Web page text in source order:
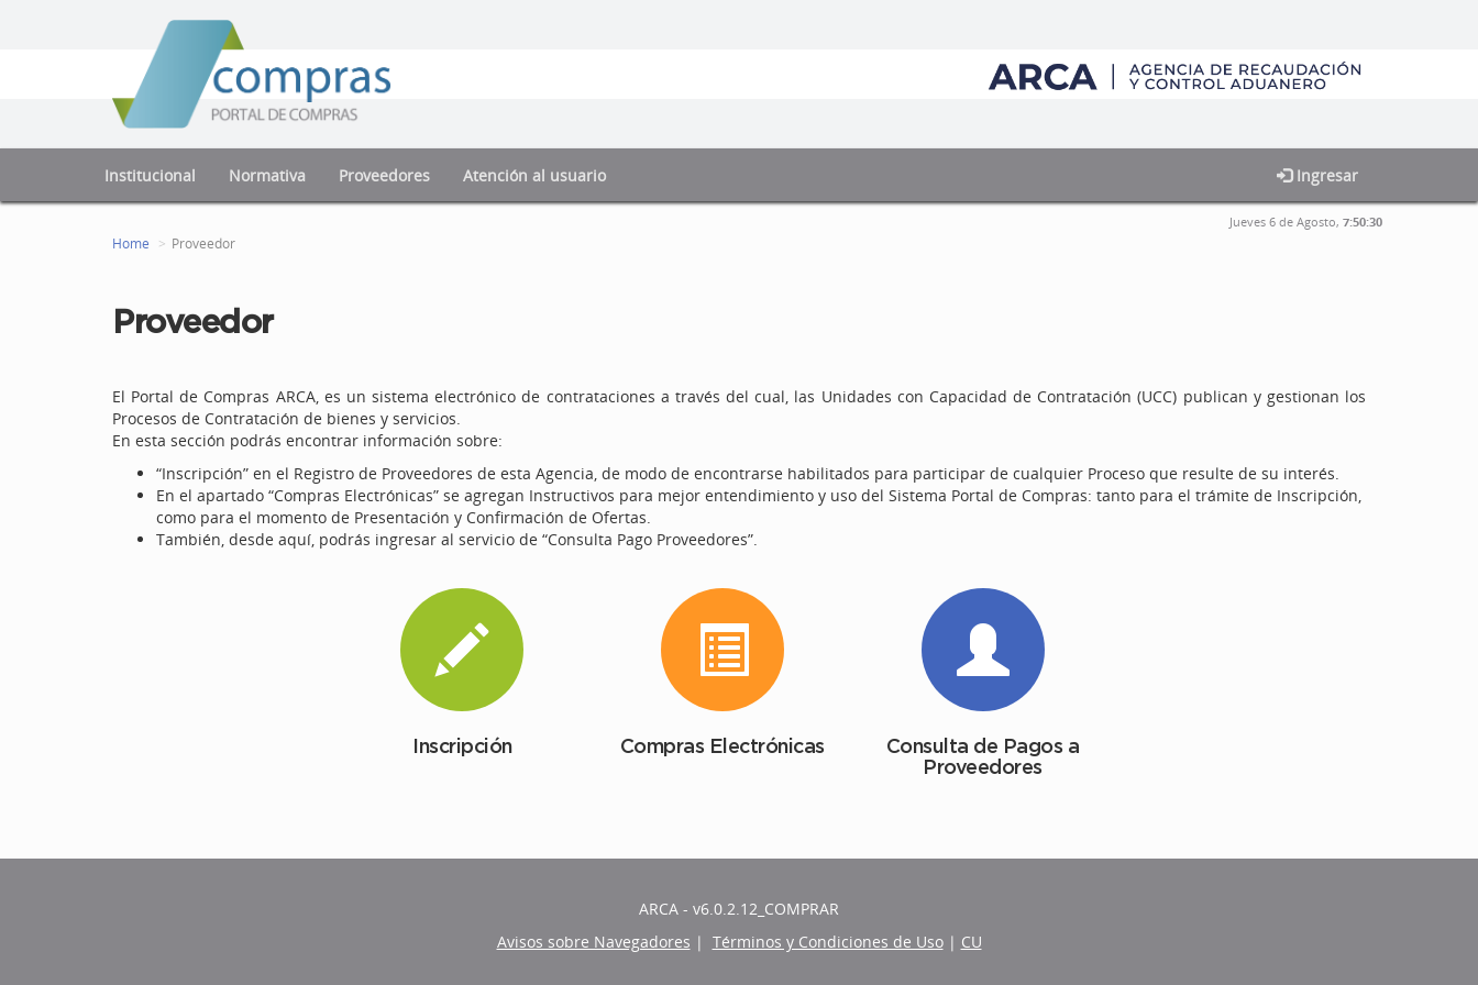
Institucional Normativa Proveedores Atención al usuario Ingresar
Jueves 6 de Agosto, 7:50:30
Home Proveedor
Proveedor
El Portal de Compras ARCA, es un sistema electrónico de contrataciones a través del cual, las Unidades con Capacidad de Contratación (UCC) publican y gestionan los
Procesos de Contratación de bienes y servicios.
En esta sección podrás encontrar información sobre:
“Inscripción” en el Registro de Proveedores de esta Agencia, de modo de encontrarse habilitados para participar de cualquier Proceso que resulte de su interés.
En el apartado “Compras Electrónicas” se agregan Instructivos para mejor entendimiento y uso del Sistema Portal de Compras: tanto para el trámite de Inscripción,
como para el momento de Presentación y Confirmación de Ofertas.
También, desde aquí, podrás ingresar al servicio de “Consulta Pago Proveedores”.
Inscripción Compras Electrónicas
Consulta de Pagos a
Proveedores
ARCA - v6.0.2.12_COMPRAR
Avisos sobre Navegadores | Términos y Condiciones de Uso | CU